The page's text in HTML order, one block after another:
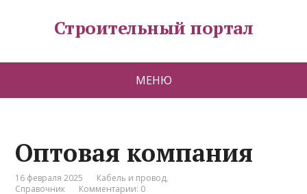
Строительный портал
МЕНЮ
Оптовая компания
16 февраля 2025 Кабель и провод,
Справочник
Комментарии: 0